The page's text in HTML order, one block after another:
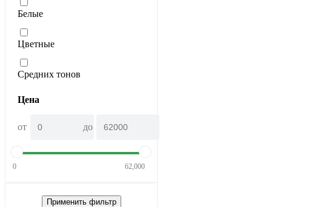
Белые
Цветные
Средних тонов
Цена
от до
0 62,000
Применить фильтр